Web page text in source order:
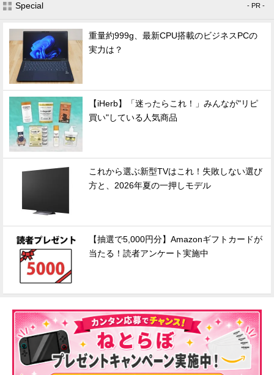
Special - PR -
重量約999g、最新CPU搭載のビジネスPCの
実力は？
【iHerb】「迷ったらこれ！」みんなが"リピ
買い"している人気商品
これから選ぶ新型TVはこれ！失敗しない選び
方と、2026年夏の一押しモデル
【抽選で5,000円分】Amazonギフトカードが
当たる！読者アンケート実施中